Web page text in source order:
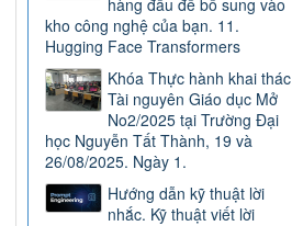
hàng đầu để bổ sung vào
kho công nghệ của bạn. 11.
Hugging Face Transformers
Khóa Thực hành khai thác
Tài nguyên Giáo dục Mở
No2/2025 tại Trường Đại
học Nguyễn Tất Thành, 19 và
26/08/2025. Ngày 1.
Hướng dẫn kỹ thuật lời
nhắc. Kỹ thuật viết lời